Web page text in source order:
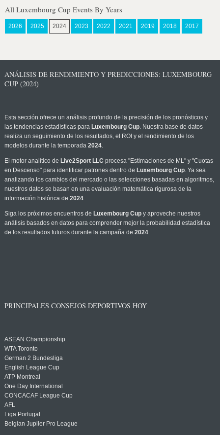
All Luxembourg Cup Events By Years
2026 2025 2024 2023 2022 2021 2019 2018 2017
ANÁLISIS DE RENDIMIENTO Y PREDICCIONES: LUXEMBOURG
CUP (2024)
Esta sección ofrece un análisis profundo de la precisión de los pronósticos y
las tendencias estadísticas para Luxembourg Cup. Nuestra base de datos
realiza un seguimiento de los resultados, el ROI y el rendimiento de los
modelos durante la temporada 2024.
El motor analítico de Live2Sport LLC procesa "Estimaciones de ML" y "Cuotas
en Descenso" para identificar patrones dentro de Luxembourg Cup. Ya sea
analizando los cambios del mercado o las selecciones basadas en algoritmos,
nuestros datos se basan en una evaluación matemática rigurosa de la
información histórica de 2024.
Siga los próximos encuentros de Luxembourg Cupy aproveche nuestros
análisis basados en datos para comprender mejor la probabilidad estadística
de los resultados futuros durante la campaña de 2024.
PRINCIPALES CONSEJOS DEPORTIVOS HOY
ASEAN Championship
WTA Toronto
German 2 Bundesliga
English League Cup
ATP Montreal
One Day International
CONCACAF League Cup
AFL
Liga Portugal
Belgian Jupiler Pro League